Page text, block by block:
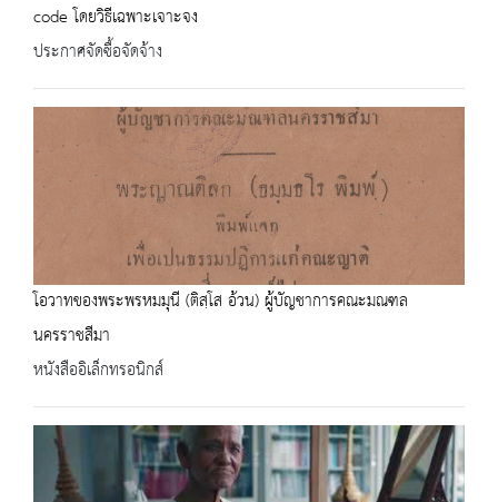
code โดยวิธีเฉพาะเจาะจง
ประกาศจัดซื้อจัดจ้าง
โอวาทของพระพรหมมุนี (ติสฺโส อ้วน) ผู้บัญชาการคณะมณฑล
นครราชสีมา
หนังสืออิเล็กทรอนิกส์